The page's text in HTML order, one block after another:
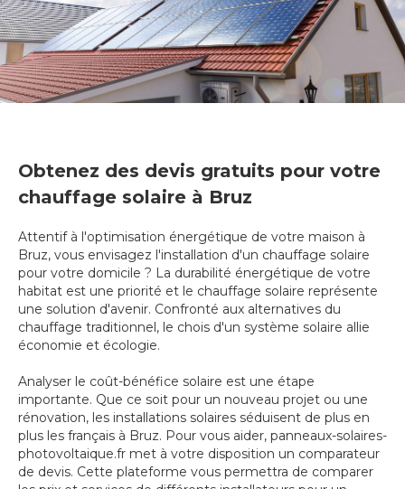
Obtenez des devis gratuits pour votre
chauffage solaire à Bruz
Attentif à l'optimisation énergétique de votre maison à
Bruz, vous envisagez l'installation d'un chauffage solaire
pour votre domicile ? La durabilité énergétique de votre
habitat est une priorité et le chauffage solaire représente
une solution d'avenir. Confronté aux alternatives du
chauffage traditionnel, le chois d'un système solaire allie
économie et écologie.
Analyser le coût-bénéfice solaire est une étape
importante. Que ce soit pour un nouveau projet ou une
rénovation, les installations solaires séduisent de plus en
plus les français à Bruz. Pour vous aider, panneaux-solaires-
photovoltaique.fr met à votre disposition un comparateur
de devis. Cette plateforme vous permettra de comparer